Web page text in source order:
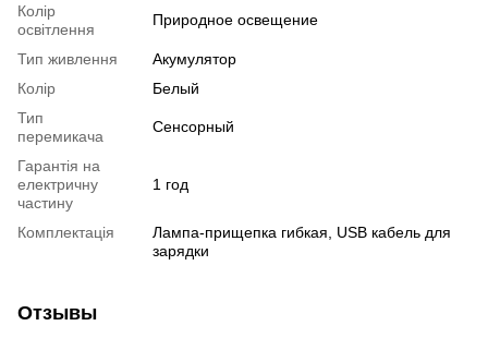
Колір
освітлення
Природное освещение
Тип живлення
Акумулятор
Колір
Белый
Тип
перемикача
Сенсорный
Гарантія на
електричну
частину
1 год
Комплектація
Лампа-прищепка гибкая, USB кабель для
зарядки
Отзывы